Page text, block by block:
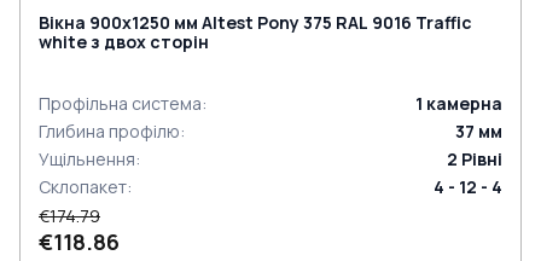
Вікна 900x1250 мм Altest Pony 375 RAL 9016 Traffic
white з двох сторін
Профільна система: 1 камерна
Глибина профілю: 37 мм
Ущільнення: 2 Рівні
Склопакет:
4 - 12 - 4
€174.79
€118.86